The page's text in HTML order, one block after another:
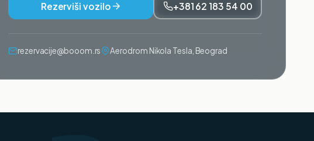
Rezerviši vozilo +381 62 183 54 00
rezervacije@booom.rs Aerodrom Nikola Tesla, Beograd